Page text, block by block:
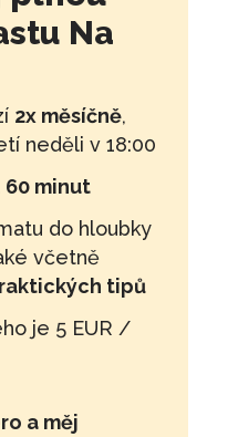
Na
2x měsíčně,
neděli v 18:00
60 minut
do hloubky
včetně
tipů
je 5 EUR /
a měj